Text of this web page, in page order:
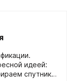
идеей:
спутника